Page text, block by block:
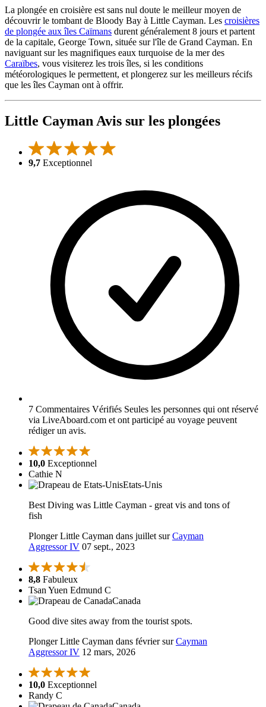
La plongée en croisière est sans nul doute le meilleur moyen de
découvrir le tombant de Bloody Bay à Little Cayman. Les croisières
de plongée aux îles Caïmans durent généralement 8 jours et partent
de la capitale, George Town, située sur l'île de Grand Cayman. En
naviguant sur les magnifiques eaux turquoise de la mer des
Caraïbes, vous visiterez les trois îles, si les conditions
météorologiques le permettent, et plongerez sur les meilleurs récifs
que les îles Cayman ont à offrir.
Little Cayman Avis sur les plongées
9,7 Exceptionnel
7 Commentaires Vérifiés Seules les personnes qui ont réservé
via LiveAboard.com et ont participé au voyage peuvent
rédiger un avis.
10,0 Exceptionnel
Cathie N
Etats-Unis
Best Diving was Little Cayman - great vis and tons of
fish
Plonger Little Cayman dans juillet surCayman
Aggressor IV 07 sept., 2023
8,8 Fabuleux
Tsan Yuen Edmund C
Canada
Good dive sites away from the tourist spots.
Plonger Little Cayman dans février surCayman
Aggressor IV 12 mars, 2026
10,0 Exceptionnel
Randy C